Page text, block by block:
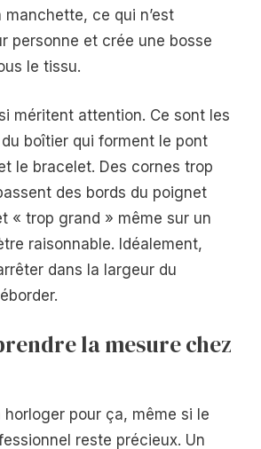
ce qui n’est
personne et crée une bosse
le tissu.
méritent attention. Ce sont les
boîtier qui forment le pont
le bracelet. Des cornes trop
des bords du poignet
« trop grand » même sur un
raisonnable. Idéalement,
dans la largeur du
la mesure chez
horloger pour ça, même si le
reste précieux. Un